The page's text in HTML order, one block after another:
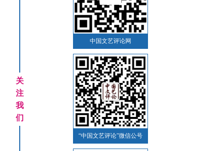
关
注
我
们
中国文艺评论网
“中国文艺评论”微信公号